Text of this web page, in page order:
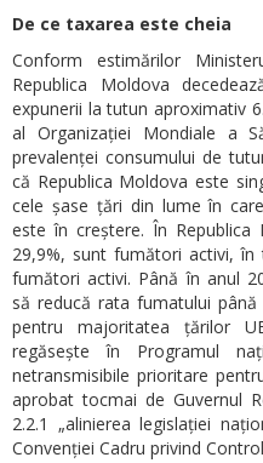
De ce taxarea este cheia
Conform estimărilor
Republica Moldova
expunerii la tutun aproximativ
al Organizației Mondiale a
prevalenței consumului de
că Republica Moldova este
cele șase țări din lume în
este în creștere. În
29,9%, sunt fumători activi,
fumători activi. Până în anul
să reducă rata fumatului
pentru majoritatea țărilor
regăsește în Programul
netransmisibile prioritare
aprobat tocmai de Guvernul
2.2.1 „alinierea legislației
Convenției Cadru privind